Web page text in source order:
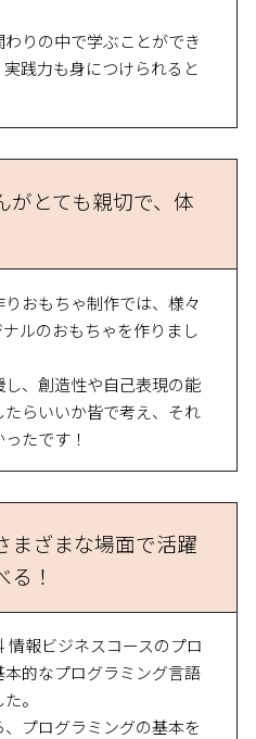
りの中で学ぶことができ
践力も身につけられると
がとても親切で、体
おもちゃ制作では、様々
ルのおもちゃを作りまし
、創造性や自己表現の能
らいいか皆で考え、それ
たです！
まざまな場面で活躍
！
報ビジネスコースのプロ
的なプログラミング言語
。
プログラミングの基本を